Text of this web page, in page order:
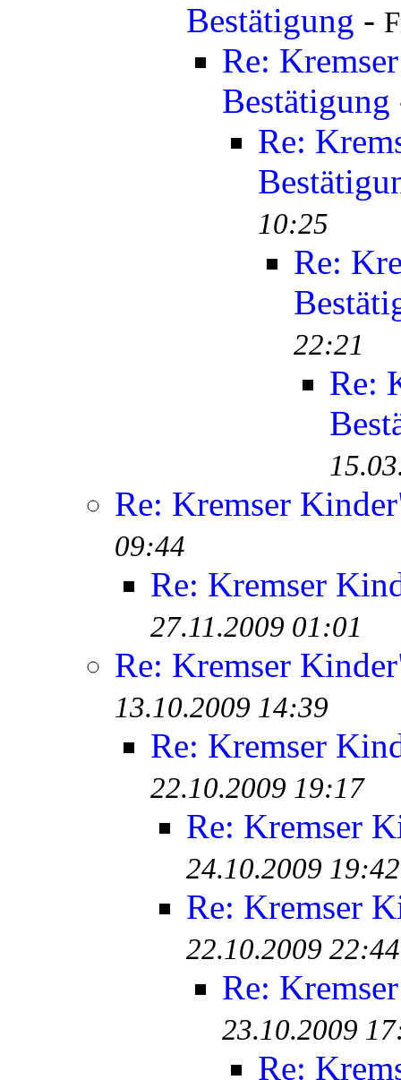
Bestätigung -
Re:
Bestätigung
Re:
10:25
Re:
22:21
Re:
Re: Kremser
09:44
Re: Kremser
27.11.2009 01:01
Re: Kremser
13.10.2009 14:39
Re: Kremser
22.10.2009 19:17
Re: Kremser
24.10.2009 19:42
Re: Kremser
22.10.2009 22:44
Re:
23.10.2009
Re: